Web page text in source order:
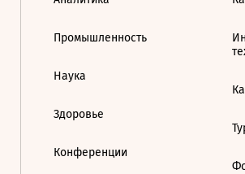
Промышленность
Наука
Здоровье
Конференции